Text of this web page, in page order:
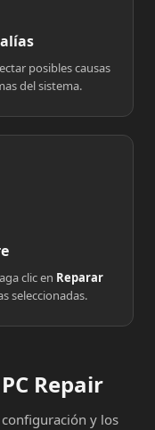
posibles causas
del sistema.
clic en Reparar
seleccionadas.
Repair
y los